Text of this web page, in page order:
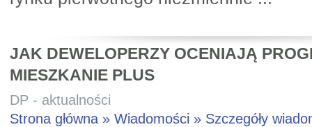
JAK DEWELOPERZY OCENIAJĄ
MIESZKANIE PLUS
DP - aktualności
Strona główna » Wiadomości » Szczegóły